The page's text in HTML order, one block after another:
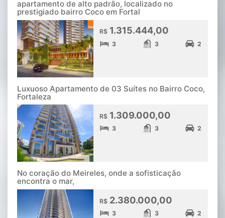
apartamento de alto padrão, localizado no
prestigiado bairro Coco em Fortal
R$ 1.315.444,00
3 3 2
Luxuoso Apartamento de 03 Suítes no Bairro Coco,
Fortaleza
R$ 1.309.000,00
3 3 2
No coração do Meireles, onde a sofisticação
encontra o mar,
R$ 2.380.000,00
3 3 2